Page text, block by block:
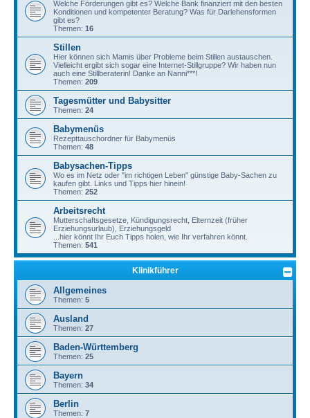
Welche Förderungen gibt es? Welche Bank finanziert mit den besten
Konditionen und kompetenter Beratung? Was für Darlehensformen
gibt es?
Themen: 16
Stillen
Hier können sich Mamis über Probleme beim Stillen austauschen.
Vielleicht ergibt sich sogar eine Internet-Stillgruppe? Wir haben nun
auch eine Stillberaterin! Danke an Nanni***!
Themen: 209
Tagesmütter und Babysitter
Themen: 24
Babymenüs
Rezepttauschordner für Babymenüs
Themen: 48
Babysachen-Tipps
Wo es im Netz oder "im richtigen Leben" günstige Baby-Sachen zu
kaufen gibt. Links und Tipps hier hinein!
Themen: 252
Arbeitsrecht
Mutterschaftsgesetze, Kündigungsrecht, Elternzeit (früher
Erziehungsurlaub), Erziehungsgeld
...hier könnt Ihr Euch Tipps holen, wie Ihr verfahren könnt.
Themen: 541
Klinikführer
Allgemeines
Themen: 5
Ausland
Themen: 27
Baden-Württemberg
Themen: 25
Bayern
Themen: 34
Berlin
Themen: 7